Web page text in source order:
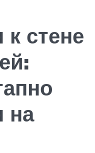
к стене
на